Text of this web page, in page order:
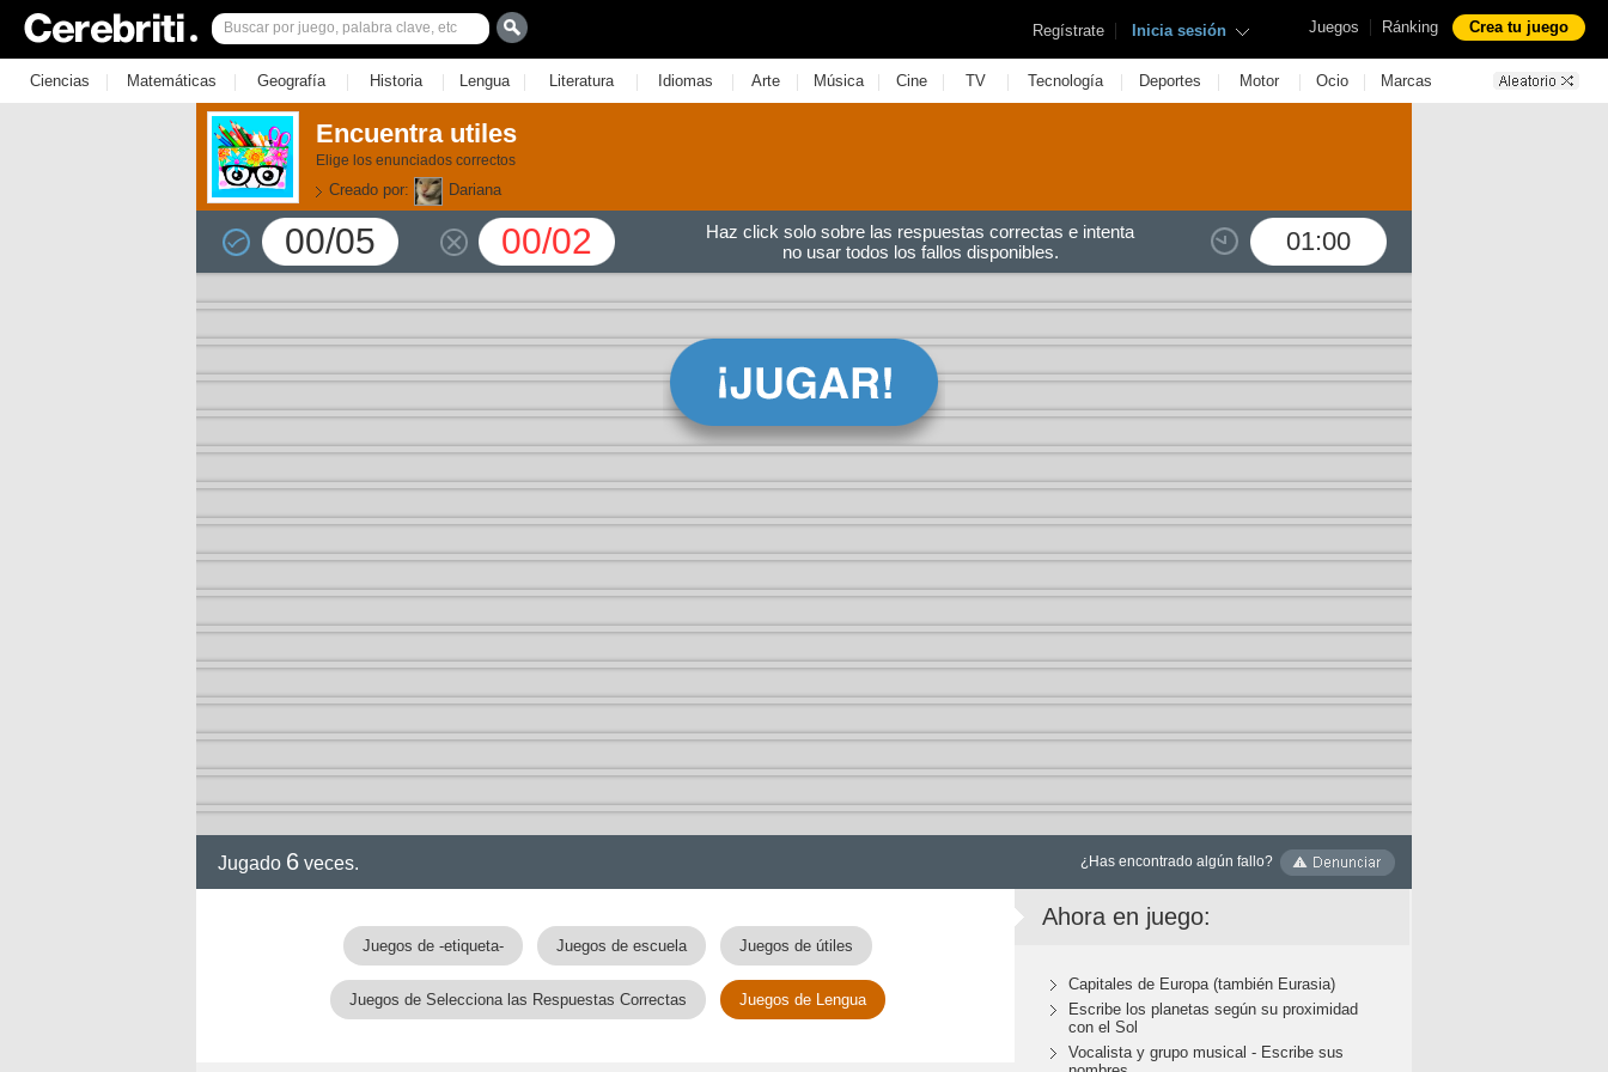
Juegos | Ránking Crea tu juego
Regístrate | Inicia sesión
Ciencias | Matemáticas | Geografía | Historia | Lengua | Literatura | Idiomas | Arte | Música | Cine | TV | Tecnología | Deportes | Motor | Ocio | Marcas
Encuentra utiles
Elige los enunciados correctos
Creado por: Dariana
00/05 00/02 01:00
Haz click solo sobre las respuestas correctas e intenta
no usar todos los fallos disponibles.
Jugado 6 veces. ¿Has encontrado algún fallo?
Juegos de -etiqueta- Juegos de escuela Juegos de útiles
Juegos de Selecciona las Respuestas Correctas Juegos de Lengua
Ahora en juego:
Capitales de Europa (también Eurasia)
Escribe los planetas según su proximidad
con el Sol
Vocalista y grupo musical - Escribe sus